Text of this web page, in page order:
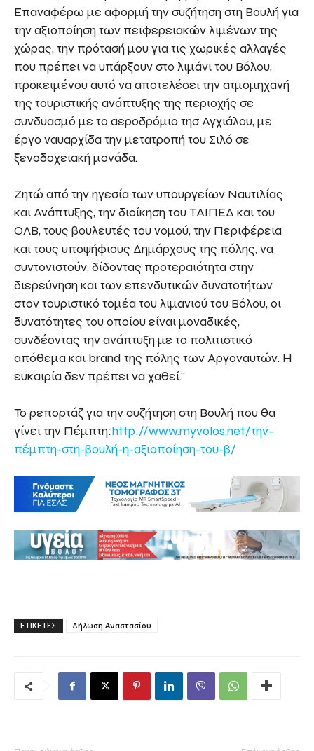
Επαναφέρω με αφορμή την συζήτηση στη Βουλή για
την αξιοποίηση των πειφερειακών λιμένων της
χώρας, την πρότασή μου για τις χωρικές αλλαγές
που πρέπει να υπάρξουν στο λιμάνι του Βόλου,
προκειμένου αυτό να αποτελέσει την ατμομηχανή
της τουριστικής ανάπτυξης της περιοχής σε
συνδυασμό με το αεροδρόμιο τησ Αγχιάλου, με
έργο ναυαρχίδα την μετατροπή του Σιλό σε
ξενοδοχειακή μονάδα.
Ζητώ από την ηγεσία των υπουργείων Ναυτιλίας
και Ανάπτυξης, την διοίκηση του ΤΑΙΠΕΔ και του
ΟΛΒ, τους βουλευτές του νομού, την Περιφέρεια
και τους υποψήφιους Δημάρχους της πόλης, να
συντονιστούν, δίδοντας προτεραιότητα στην
διερεύνηση και των επενδυτικών δυνατοτήτων
στον τουριστικό τομέα του λιμανιού του Βόλου, οι
δυνατότητες του οποίου είναι μοναδικές,
συνδέοντας την ανάπτυξη με το πολιτιστικό
απόθεμα και brand της πόλης των Αργοναυτών. Η
ευκαιρία δεν πρέπει να χαθεί.”
Το ρεπορτάζ για την συζήτηση στη Βουλή που θα
γίνει την Πέμπτη:http://www.myvolos.net/την-
πέμπτη-στη-βουλή-η-αξιοποίηση-του-β/
ΕΤΙΚΕΤΕΣ Δήλωση Αναστασίου